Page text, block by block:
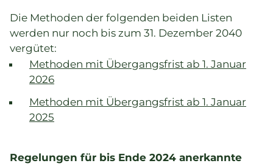
Die Methoden der folgenden beiden Listen
werden nur noch bis zum 31. Dezember 2040
vergütet:
Methoden mit Übergangsfrist ab 1. Januar
2026
Methoden mit Übergangsfrist ab 1. Januar
2025
Regelungen für bis Ende 2024 anerkannte